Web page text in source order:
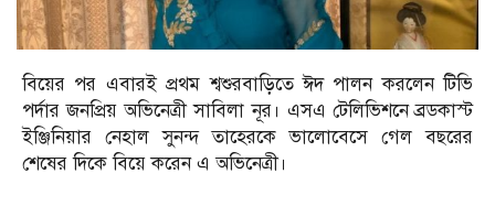
বিয়ের পর এবারই প্রথম শ্বশুরবাড়িতে ঈদ পালন করলেন টিভি
পর্দার জনপ্রিয় অভিনেত্রী সাবিলা নূর। এসএ টেলিভিশনে ব্রডকাস্ট
ইঞ্জিনিয়ার নেহাল সুনন্দ তাহেরকে ভালোবেসে গেল বছরের
শেষের দিকে বিয়ে করেন এ অভিনেত্রী।